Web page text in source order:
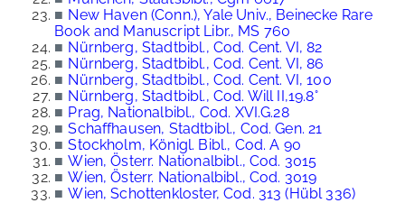
■ New Haven (Conn.), Yale Univ., Beinecke Rare
Book and Manuscript Libr., MS 760
■ Nürnberg, Stadtbibl., Cod. Cent. VI, 82
■ Nürnberg, Stadtbibl., Cod. Cent. VI, 86
■ Nürnberg, Stadtbibl., Cod. Cent. VI, 100
■ Nürnberg, Stadtbibl., Cod. Will II,19.8°
■ Prag, Nationalbibl., Cod. XVI.G.28
■ Schaffhausen, Stadtbibl., Cod. Gen. 21
■ Stockholm, Königl. Bibl., Cod. A 90
■ Wien, Österr. Nationalbibl., Cod. 3015
■ Wien, Österr. Nationalbibl., Cod. 3019
■ Wien, Schottenkloster, Cod. 313 (Hübl 336)